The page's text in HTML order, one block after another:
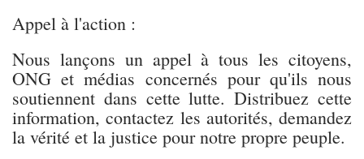
Appel à l'action :
Nous lançons un appel à tous les citoyens,
ONG et médias concernés pour qu'ils nous
soutiennent dans cette lutte. Distribuez cette
information, contactez les autorités, demandez
la vérité et la justice pour notre propre peuple.